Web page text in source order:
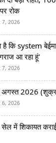
रोक
7, 2026
है कि system
आ रहा हूं'
7, 2026
2026
6, 2026
में शिकायत